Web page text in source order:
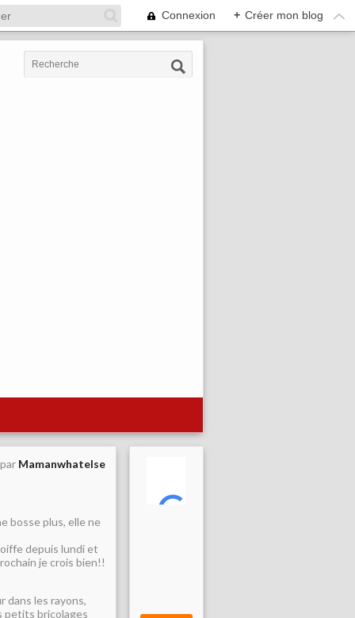
Connexion + Créer mon blog
Mamanwhatelse
bosse plus, elle ne
depuis lundi et
je crois bien!!
dans les rayons,
petits bricolages